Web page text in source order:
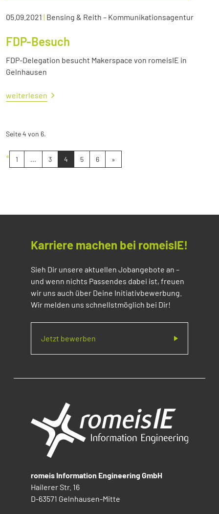
05.09.2021 | Bensing & Reith – Kommunikationsagentur
FDP-Besuch
FDP-Delegation besucht Makerspace von romeisIE in
Gelnhausen
weiterlesen
Seite 4 von 6.
« 1 ... 3 4 5 6 »
Karriere machen bei romeisIE!
Sieh Dir unsere aktuellen Jobangebote an –
und wenn nichts Passendes dabei ist, freuen
wir uns auch über Deine Initiativbewerbung.
Wir melden uns schnellstmöglich bei Dir!
Jetzt bewerben
romeis Information Engineering GmbH
Hailerer Str. 16
D-63571 Gelnhausen-Mitte